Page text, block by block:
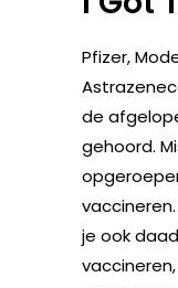
Pfizer,
de
gehoord.
je ook